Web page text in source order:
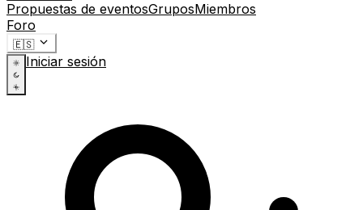
Propuestas de eventosGruposMiembros
Foro
🇪🇸
Iniciar sesión